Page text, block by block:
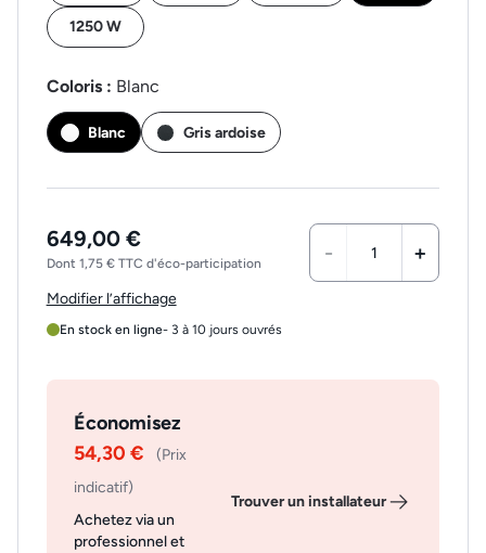
1250 W
Coloris : Blanc
Blanc Gris ardoise
649,00 €
Dont 1,75 € TTC d'éco-participation - +
Modifier l’affichage
En stock en ligne- 3 à 10 jours ouvrés
Économisez
54,30 €
(Prix
indicatif)
Achetez via un
professionnel et
Trouver un installateur